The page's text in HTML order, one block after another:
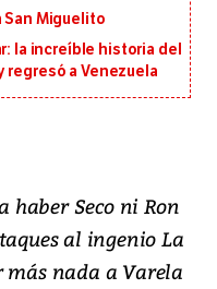
San Miguelito
la increíble historia del
regresó a Venezuela
haber Seco ni Ron
al ingenio La
nada a Varela